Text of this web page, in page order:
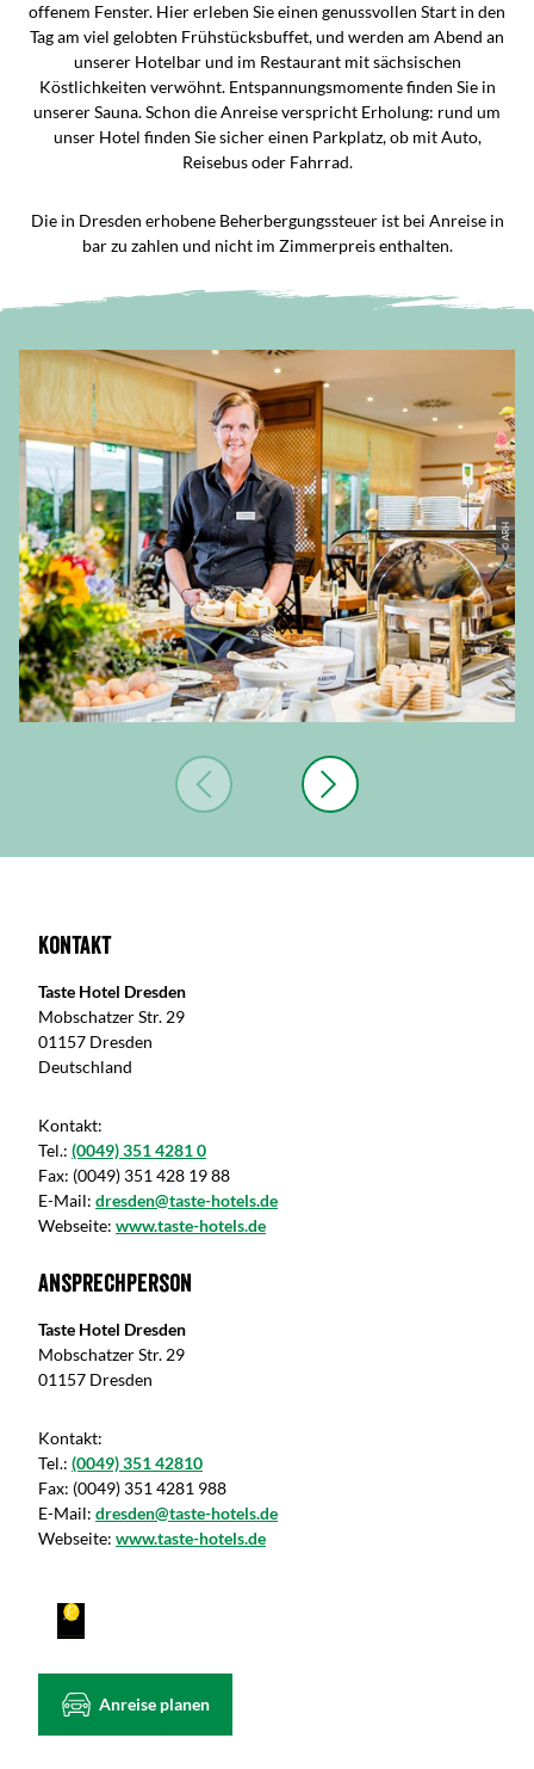
offenem Fenster. Hier erleben Sie einen genussvollen Start in den
Tag am viel gelobten Frühstücksbuffet, und werden am Abend an
unserer Hotelbar und im Restaurant mit sächsischen
Köstlichkeiten verwöhnt. Entspannungsmomente finden Sie in
unserer Sauna. Schon die Anreise verspricht Erholung: rund um
unser Hotel finden Sie sicher einen Parkplatz, ob mit Auto,
Reisebus oder Fahrrad.
Die in Dresden erhobene Beherbergungssteuer ist bei Anreise in
bar zu zahlen und nicht im Zimmerpreis enthalten.
© ARH
Kontakt
Taste Hotel Dresden
Mobschatzer Str. 29
01157 Dresden
Deutschland
Kontakt:
Tel.: (0049) 351 4281 0
Fax: (0049) 351 428 19 88
E-Mail: dresden@taste-hotels.de
Webseite: www.taste-hotels.de
Ansprechperson
Taste Hotel Dresden
Mobschatzer Str. 29
01157 Dresden
Kontakt:
Tel.: (0049) 351 42810
Fax: (0049) 351 4281 988
E-Mail: dresden@taste-hotels.de
Webseite: www.taste-hotels.de
Anreise planen